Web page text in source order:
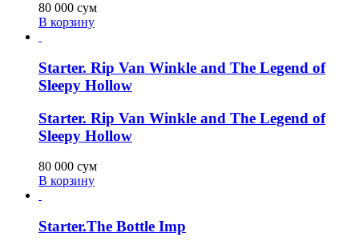
80 000 сум
В корзину
Starter. Rip Van Winkle and The Legend of
Sleepy Hollow
Starter. Rip Van Winkle and The Legend of
Sleepy Hollow
80 000 сум
В корзину
Starter.The Bottle Imp